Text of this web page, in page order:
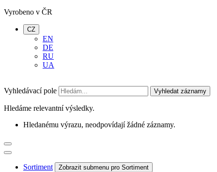
Vyrobeno v ČR
CZ
EN
DE
RU
UA
Vyhledávací pole Vyhledat záznamy
Hledáme relevantní výsledky.
Hledanému výrazu, neodpovídají žádné záznamy.
Sortiment Zobrazit submenu pro Sortiment